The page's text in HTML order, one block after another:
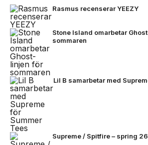
Rasmus recenserar YEEZY
Stone Island omarbetar
sommaren
Lil B samarbetar med
Supreme / Spitfire – spring 26